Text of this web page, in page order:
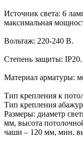
Источник света: 6
максимальная
Вольтаж: 220-240 В.
Степень защиты: ІР20.
Материал арматуры:
Тип крепления к
Тип крепления
Размеры: диаметр
мм, высота
чаши – 120 мм, мин.